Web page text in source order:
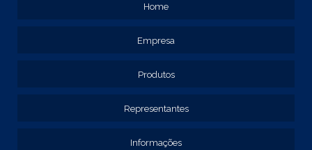
Home
Empresa
Produtos
Representantes
Informações